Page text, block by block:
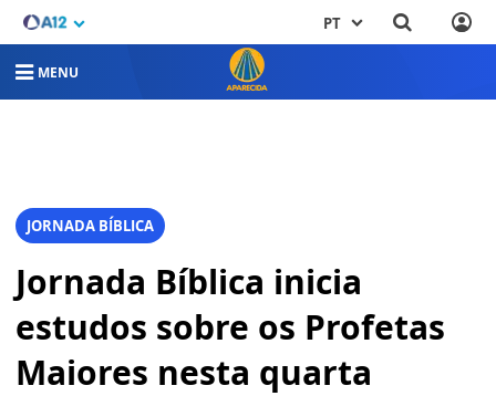
PT
MENU
JORNADA BÍBLICA
Jornada Bíblica inicia
estudos sobre os Profetas
Maiores nesta quarta